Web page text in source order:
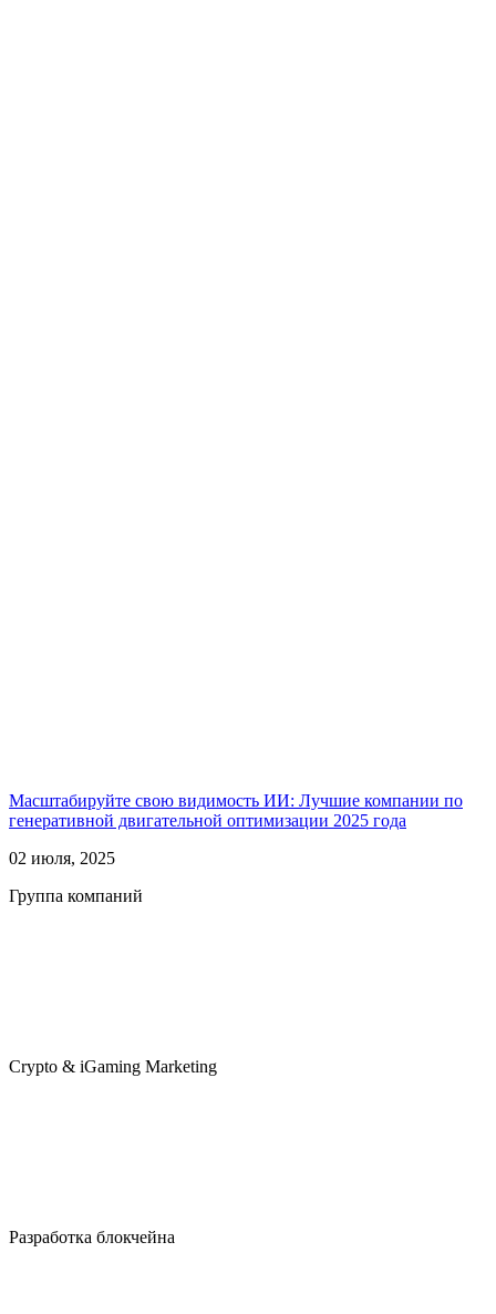
Масштабируйте свою видимость ИИ: Лучшие компании по
генеративной двигательной оптимизации 2025 года
02 июля, 2025
Группа компаний
Crypto & iGaming Marketing
Разработка блокчейна